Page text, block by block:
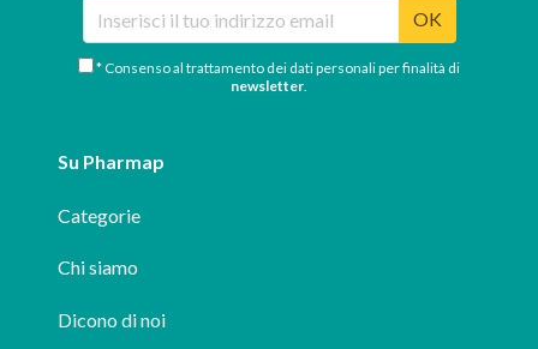
OK
* Consenso al trattamento dei dati personali per finalità di
newsletter.
Su Pharmap
Categorie
Chi siamo
Dicono di noi